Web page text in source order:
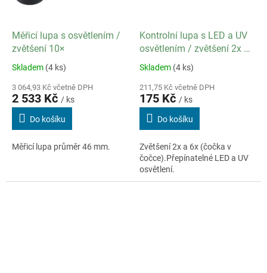
Měřicí lupa s osvětlením /
zvětšení 10×
Skladem (4 ks)
3 064,93 Kč včetně DPH
2 533 Kč / ks
Do košíku
Měřicí lupa průměr 46 mm.
Kontrolní lupa s LED a UV
osvětlením / zvětšení 2x a
6x
Skladem (4 ks)
211,75 Kč včetně DPH
175 Kč / ks
Do košíku
Zvětšení 2x a 6x (čočka v
čočce).Přepínatelné LED a UV
osvětlení.